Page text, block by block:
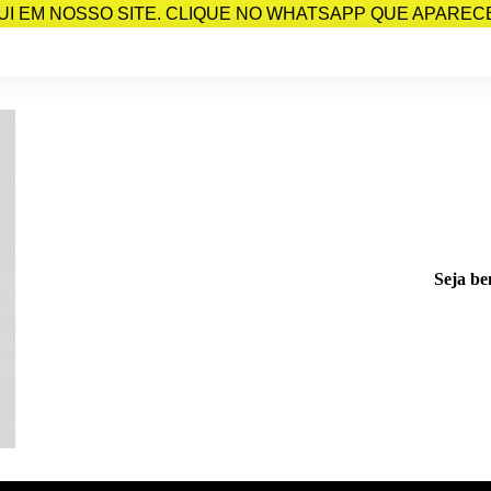
EM NOSSO SITE. CLIQUE NO WHATSAPP QUE
Seja